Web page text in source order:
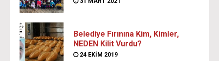
Belediye Fırınına Kim, Kimler,
NEDEN Kilit Vurdu?
24 EKIM 2019